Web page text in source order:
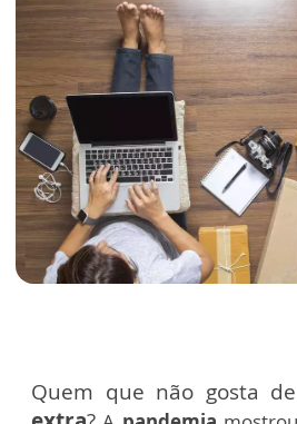
Quem que não gosta